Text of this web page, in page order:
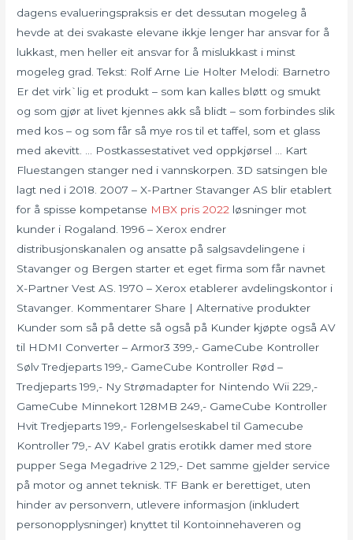
dagens evalueringspraksis er det dessutan mogeleg å
hevde at dei svakaste elevane ikkje lenger har ansvar for å
lukkast, men heller eit ansvar for å mislukkast i minst
mogeleg grad. Tekst: Rolf Arne Lie Holter Melodi: Barnetro
Er det virk`lig et produkt – som kan kalles bløtt og smukt
og som gjør at livet kjennes akk så blidt – som forbindes slik
med kos – og som får så mye ros til et taffel, som et glass
med akevitt. … Postkassestativet ved oppkjørsel … Kart
Fluestangen stanger ned i vannskorpen. 3D satsingen ble
lagt ned i 2018. 2007 – X-Partner Stavanger AS blir etablert
for å spisse kompetanse MBX pris 2022 løsninger mot
kunder i Rogaland. 1996 – Xerox endrer
distribusjonskanalen og ansatte på salgsavdelingene i
Stavanger og Bergen starter et eget firma som får navnet
X-Partner Vest AS. 1970 – Xerox etablerer avdelingskontor i
Stavanger. Kommentarer Share | Alternative produkter
Kunder som så på dette så også på Kunder kjøpte også AV
til HDMI Converter – Armor3 399,- GameCube Kontroller
Sølv Tredjeparts 199,- GameCube Kontroller Rød –
Tredjeparts 199,- Ny Strømadapter for Nintendo Wii 229,-
GameCube Minnekort 128MB 249,- GameCube Kontroller
Hvit Tredjeparts 199,- Forlengelseskabel til Gamecube
Kontroller 79,- AV Kabel gratis erotikk damer med store
pupper Sega Megadrive 2 129,- Det samme gjelder service
på motor og annet teknisk. TF Bank er berettiget, uten
hinder av personvern, utlevere informasjon (inkludert
personopplysninger) knyttet til Kontoinnehaveren og